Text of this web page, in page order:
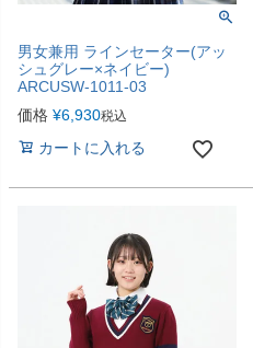
男女兼用 ラインセーター(アッ
シュグレー×ネイビー)
ARCUSW-1011-03
価格 ¥6,930税込
カートに入れる